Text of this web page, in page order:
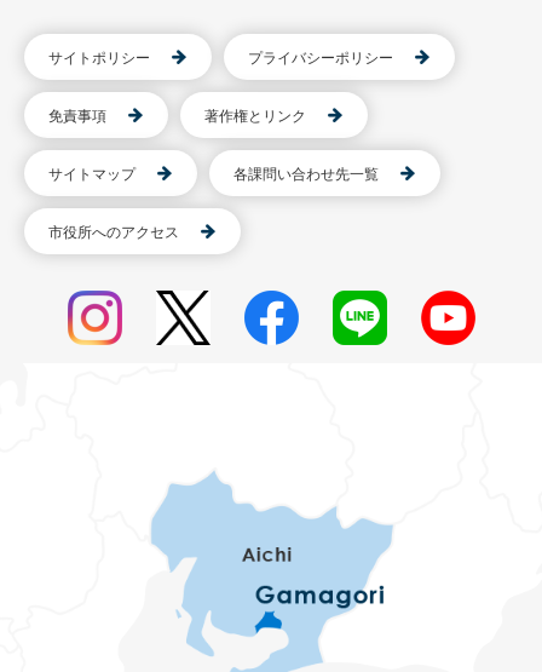
サイトポリシー プライバシーポリシー
免責事項 著作権とリンク
サイトマップ 各課問い合わせ先一覧
市役所へのアクセス